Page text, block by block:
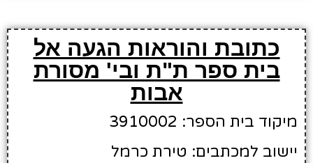
כתובת והוראות הגעה אל
בית ספר ת"ת ובי' מסורת
אבות
מיקוד בית הספר: 3910002
יישוב למכתבים: טירת כרמל